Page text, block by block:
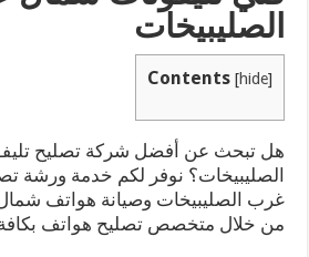
الصليبيخات
Contents [hide]
هل تبحث عن أفضل شركة تصليح
الصليبيخات؟ نوفر لكم خدمة ورشة
غرب الصليبيخات وصيانة هواتف
من خلال متخصص تصليح هواتف بكافة